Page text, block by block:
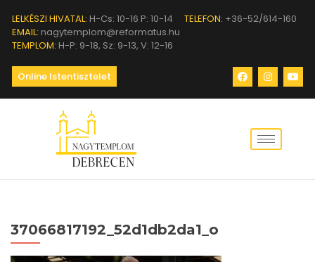
LELKÉSZI HIVATAL: H-Cs: 10-16 P: 10-14 TELEFON: +36-52/614-160
EMAIL: nagytemplom@reformatus.hu
TEMPLOM: H-P: 9-18, Sz: 9-13, V: 12-16
Online Istentisztelet
37066817192_52d1db2da1_o